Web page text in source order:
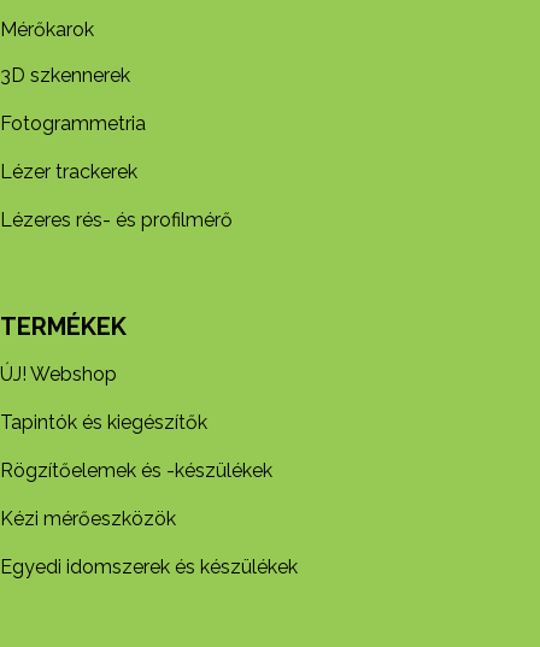
Mérőkarok
3D szkennerek
Fotogrammetria
Lézer trackerek
Lézeres rés- és profilmérő
TERMÉKEK
ÚJ! Webshop
Tapintók és kiegészítők
Rögzítőelemek és -készül​ékek
Kézi mérőeszközök
Egyedi idomszerek és készülékek